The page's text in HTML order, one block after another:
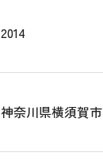
2014
神奈川県横須賀市